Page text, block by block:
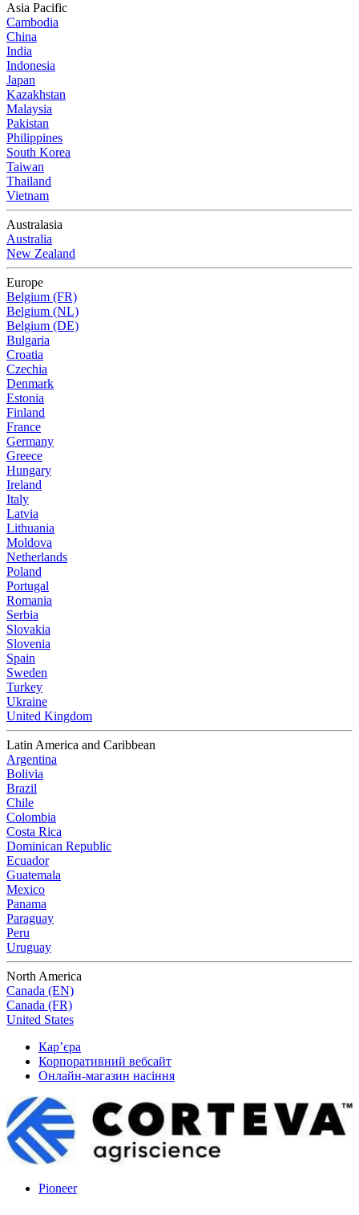
Asia Pacific
Cambodia
China
India
Indonesia
Japan
Kazakhstan
Malaysia
Pakistan
Philippines
South Korea
Taiwan
Thailand
Vietnam
Australasia
Australia
New Zealand
Europe
Belgium (FR)
Belgium (NL)
Belgium (DE)
Bulgaria
Croatia
Czechia
Denmark
Estonia
Finland
France
Germany
Greece
Hungary
Ireland
Italy
Latvia
Lithuania
Moldova
Netherlands
Poland
Portugal
Romania
Serbia
Slovakia
Slovenia
Spain
Sweden
Turkey
Ukraine
United Kingdom
Latin America and Caribbean
Argentina
Bolivia
Brazil
Chile
Colombia
Costa Rica
Dominican Republic
Ecuador
Guatemala
Mexico
Panama
Paraguay
Peru
Uruguay
North America
Canada (EN)
Canada (FR)
United States
Кар’єра
Корпоративний вебсайт
Онлайн-магазин насіння
Pioneer